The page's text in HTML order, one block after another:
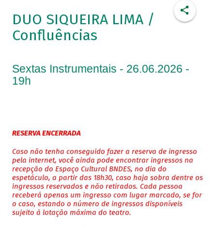
DUO SIQUEIRA LIMA /
Confluências
Sextas Instrumentais - 26.06.2026 -
19h
RESERVA ENCERRADA
Caso não tenha conseguido fazer a reserva de ingresso
pela internet, você ainda pode encontrar ingressos na
recepção do Espaço Cultural BNDES, no dia do
espetáculo, a partir das 18h30, caso haja sobra dentre os
ingressos reservados e não retirados. Cada pessoa
receberá apenas um ingresso com lugar marcado, se for
o caso, estando o número de ingressos disponíveis
sujeito à lotação máxima do teatro.